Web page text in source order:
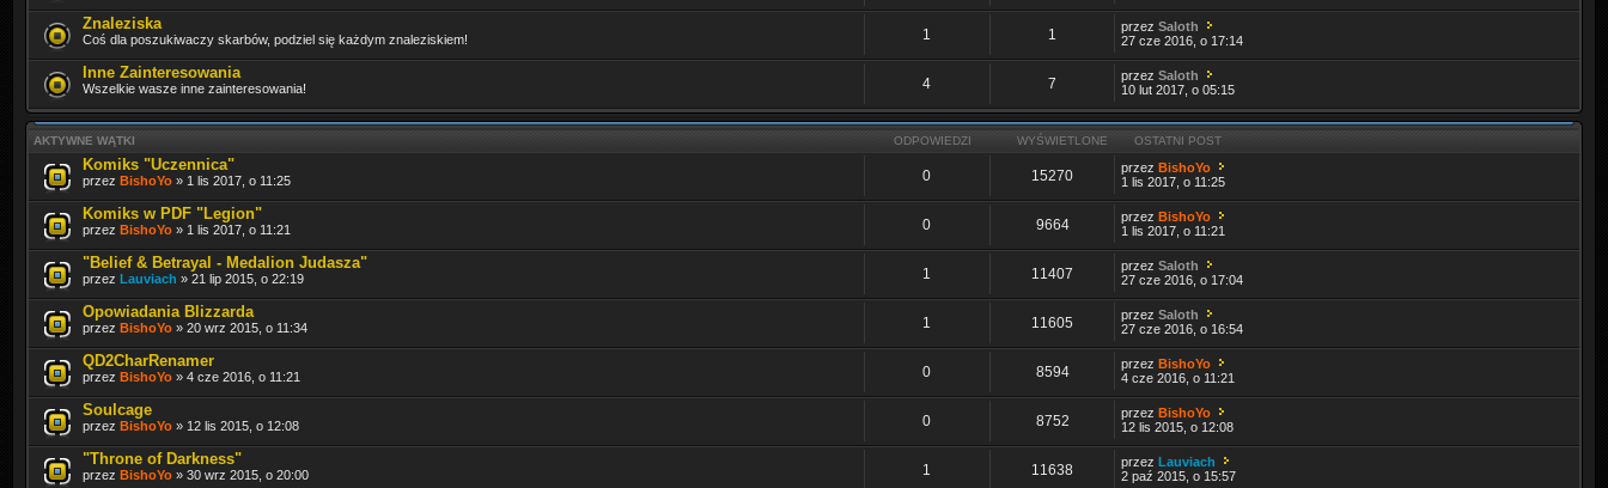
Znaleziska
Coś dla poszukiwaczy skarbów, podziel się każdym znaleziskiem! 1 1 przezSaloth
27 cze 2016, o 17:14
Inne Zainteresowania
Wszelkie wasze inne zainteresowania! 4 7 przezSaloth
10 lut 2017, o 05:15
AKTYWNE WĄTKI ODPOWIEDZI WYŚWIETLONE OSTATNI POST
Komiks "Uczennica"
przez BishoYo » 1 lis 2017, o 11:25 0 15270 przezBishoYo
1 lis 2017, o 11:25
Komiks w PDF "Legion"
przez BishoYo » 1 lis 2017, o 11:21 0 9664 przezBishoYo
1 lis 2017, o 11:21
"Belief & Betrayal - Medalion Judasza"
przez Lauviach » 21 lip 2015, o 22:19 1 11407 przezSaloth
27 cze 2016, o 17:04
Opowiadania Blizzarda
przez BishoYo » 20 wrz 2015, o 11:34 1 11605 przezSaloth
27 cze 2016, o 16:54
QD2CharRenamer
przez BishoYo » 4 cze 2016, o 11:21 0 8594 przezBishoYo
4 cze 2016, o 11:21
Soulcage
przez BishoYo » 12 lis 2015, o 12:08 0 8752 przezBishoYo
12 lis 2015, o 12:08
"Throne of Darkness"
przez BishoYo » 30 wrz 2015, o 20:00 1 11638 przezLauviach
2 paź 2015, o 15:57